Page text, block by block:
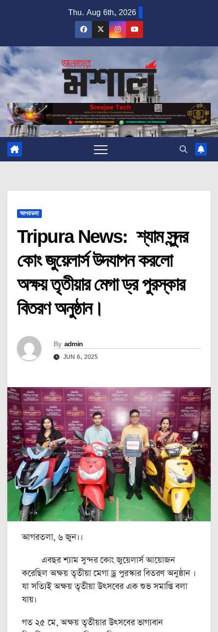
Thu. Aug 6th, 2026
আগরতলা
Tripura News: শ্যাম সুন্দর
কোং জুয়েলার্স উদযাপন করলো
অক্ষয় তৃতীয়ার মেগা ড্র পুরস্কার
বিতরণ অনুষ্ঠান।
By admin
JUN 6, 2025
আগরতলা, ৬ জুন।।
এবছর শ্যাম সুন্দর কোং জুয়েলার্স আয়োজন
করেছিল অক্ষয় তৃতীয়া মেগা ড্র পুরস্কার বিতরণ অনুষ্ঠান ।
যা সত্যিই অক্ষয় তৃতীয়া উৎসবের এক শুভ সমাপ্তি বলা
যায়।
গত ২৫ মে, অক্ষয় তৃতীয়ার উৎসবের ভাগ্যবান